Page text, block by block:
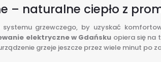
– naturalne ciepło z
grzewczego, by uzyskać
elektryczne w Gdańsku opiera się na
grzeje jeszcze przez wiele minut po